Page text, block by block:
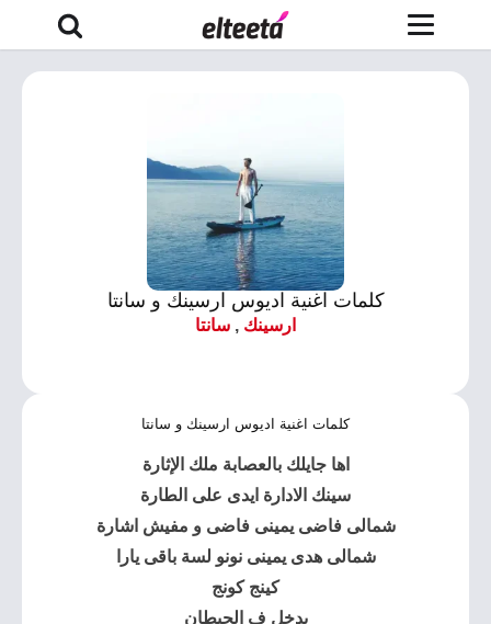
كلمات اغنية اديوس ارسينك و سانتا
ارسينك , سانتا
كلمات اغنية اديوس ارسينك و سانتا
اها جايلك بالعصابة ملك الإثارة
سينك الادارة ايدى على الطارة
شمالى فاضى يمينى فاضى و مفيش اشارة
شمالى هدى يمينى نونو لسة باقى يارا
كينج كونج
بدخل ف الحيطان